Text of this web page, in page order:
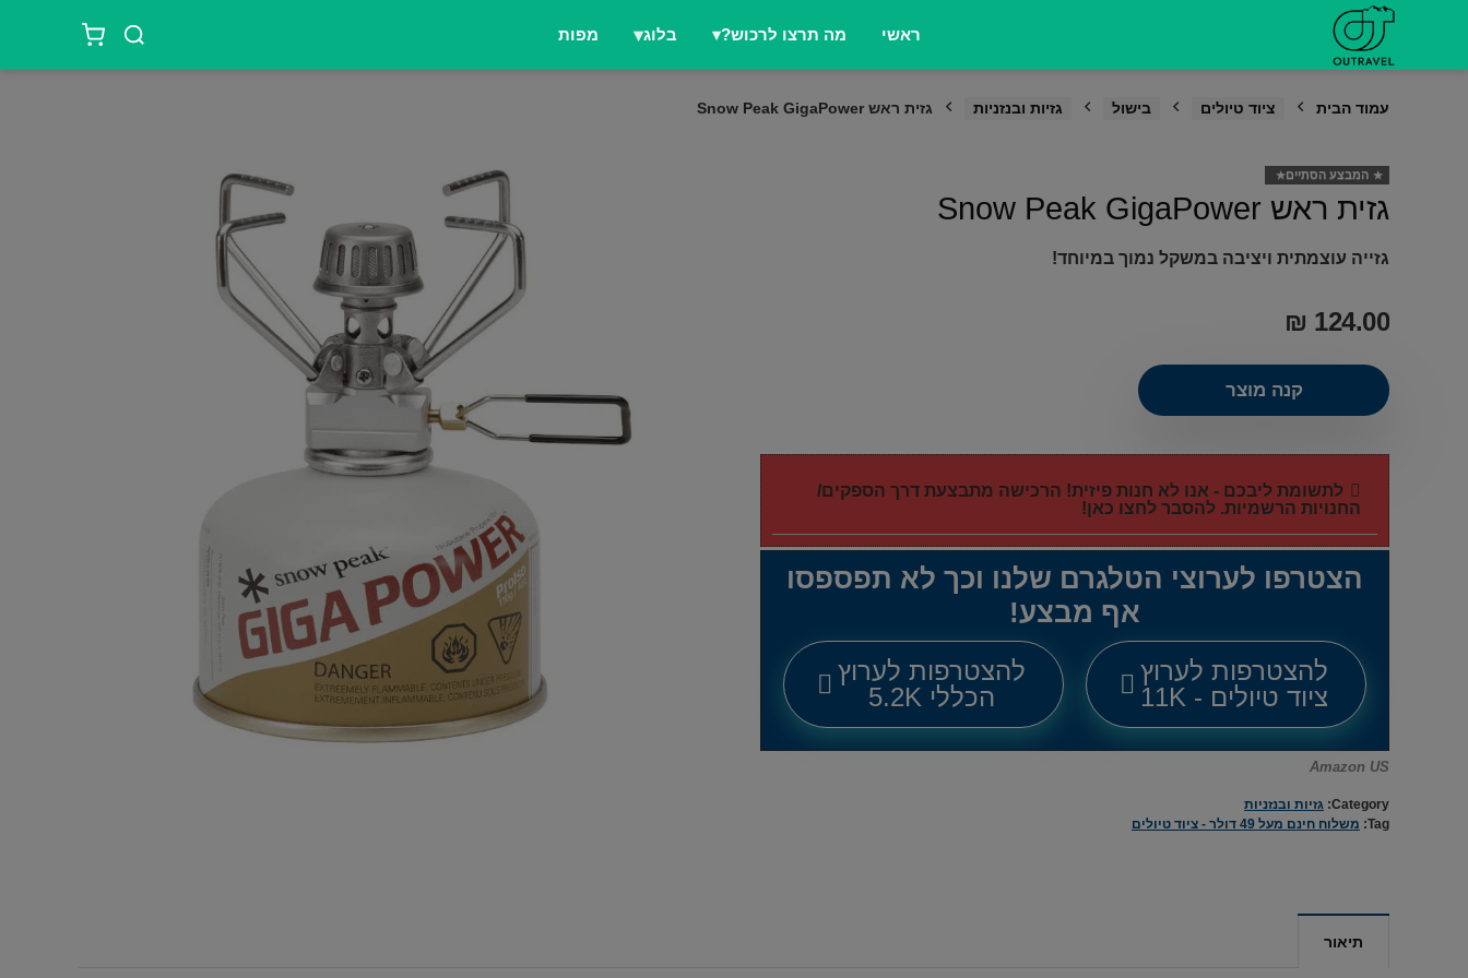
ראשי מה תרצו לרכוש? בלוג מפות
עמוד הבית ציוד טיולים בישול גזיות ובנזניות גזית ראש Snow Peak GigaPower
המבצע הסתיים
גזית ראש Snow Peak GigaPower
גזייה עוצמתית ויציבה במשקל נמוך במיוחד!
₪ 124.00
קנה מוצר
לתשומת ליבכם - אנו לא חנות פיזית! הרכישה מתבצעת דרך הספקים/
החנויות הרשמיות. להסבר לחצו כאן!
הצטרפו לערוצי הטלגרם שלנו וכך לא תפספסו
אף מבצע!
להצטרפות לערוץ
ציוד טיולים - 11K
להצטרפות לערוץ
הכללי 5.2K
Amazon US
Category: גזיות ובנזניות
Tag: משלוח חינם מעל 49 דולר - ציוד טיולים
תיאור